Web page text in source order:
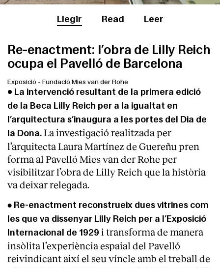
Llegir Read Leer
Re-enactment: l’obra de Lilly Reich
ocupa el Pavelló de Barcelona
Exposició - Fundació Mies van der Rohe
• La intervenció resultant de la primera edició
de la Beca Lilly Reich per a la igualtat en
l’arquitectura s’inaugura a les portes del Dia de
la Dona. La investigació realitzada per
l’arquitecta Laura Martínez de Guereñu pren
forma al Pavelló Mies van der Rohe per
visibilitzar l’obra de Lilly Reich que la història
va deixar relegada.
• Re-enactment reconstrueix dues vitrines com
les que va dissenyar Lilly Reich per a l’Exposició
Internacional de 1929 i transforma de manera
insòlita l’experiència espaial del Pavelló
reivindicant així el seu víncle amb el treball de